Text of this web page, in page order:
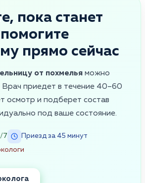
пока станет
прямо сейчас
от похмелья можно
Врач приедет в течение 40–60
осмотр и подберет состав
под ваше состояние.
7
Приезд за 45 минут